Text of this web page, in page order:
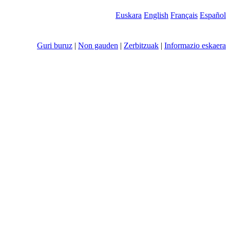
Euskara English Français Español
Guri buruz | Non gauden | Zerbitzuak | Informazio eskaera